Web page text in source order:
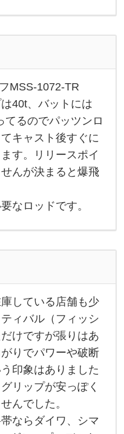
MSS-1072-TR
40t、バットには
てるのでパッツンロ
キャスト後すぐに
す。リリースポイ
んが決まると爆飛
なロッドです。
している店舗も少
ィバル（フィッシ
けですが張りはあ
りでパワーや破断
印象はありました
リップが安っぽく
んでした。
ならダイワ、シマ